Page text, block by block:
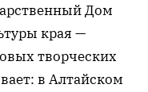
Дом
края —
творческих
в Алтайском